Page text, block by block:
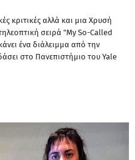
κριτικές αλλά και μια Χρυσή
σειρά "My So-Called
ένα διάλειμμα από την
στο Πανεπιστήμιο του Yale